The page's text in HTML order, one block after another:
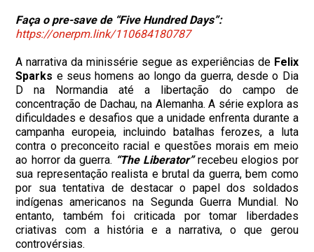
Faça o pre-save de “Five Hundred Days”:
https://onerpm.link/110684180787
A narrativa da minissérie segue as experiências de Felix
Sparks e seus homens ao longo da guerra, desde o Dia
D na Normandia até a libertação do campo de
concentração de Dachau, na Alemanha. A série explora as
dificuldades e desafios que a unidade enfrenta durante a
campanha europeia, incluindo batalhas ferozes, a luta
contra o preconceito racial e questões morais em meio
ao horror da guerra. “The Liberator”recebeu elogios por
sua representação realista e brutal da guerra, bem como
por sua tentativa de destacar o papel dos soldados
indígenas americanos na Segunda Guerra Mundial. No
entanto, também foi criticada por tomar liberdades
criativas com a história e a narrativa, o que gerou
controvérsias.